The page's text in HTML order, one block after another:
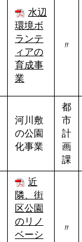
水辺
環境ボ
ランテ
ィアの
育成事
業
〃
河川敷
の公園
化事業
都
市
計
画
課
近
隣、街
区公園
のリノ
ベーシ
〃